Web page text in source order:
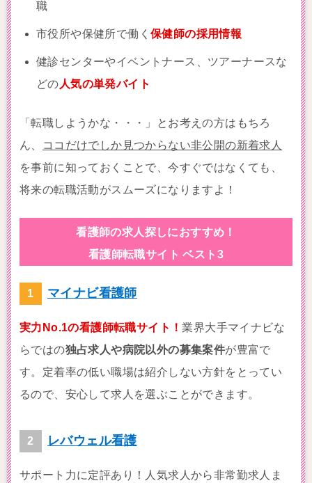
職
市役所や保健所で働く 保健師の採用情報
健診センターやイベントナース、ツアーナースな
どの 人気の単発バイト
「転職しようかな・・・」とお考えの方はもちろ
ん、
ココだけでしか見つからない非公開の新着求人
を事前に知っておくことで、今すぐではなくても、
将来の転職活動がスムーズになりますよ！
看護師の求人探しにおすすめ！
看護師転職サイト ベスト3
マイナビ看護師
実力No.1の看護師転職サイト！業界大手マイナビな
らではの独占求人や病院以外の募集案件が豊富で
す。定着率の低い職場は紹介しない方針をとってい
るので、安心して求人を選ぶことができます。
レバウェル看護
サポート力に定評あり！人気求人から非常勤求人ま